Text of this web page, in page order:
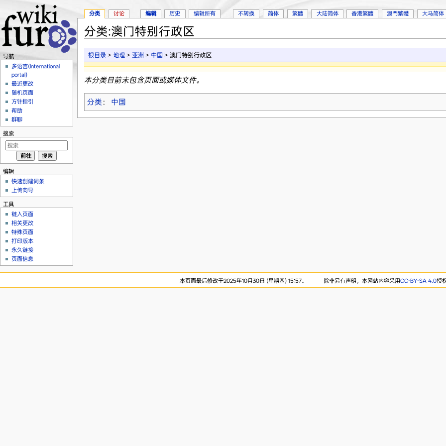
分类:澳门特别行政区
根目录 >地理 > 亚洲 > 中国 > 澳门特别行政区
本分类目前未包含页面或媒体文件。
分类 ： 中国
分类 讨论 编辑 历史 编辑所有 不转换 简体 繁體 大陆简体 香港繁體 澳門繁體 大马简体
导航
多语言(International
portal)
最近更改
随机页面
方针指引
帮助
群聊
搜索
编辑
快速创建词条
上传向导
工具
链入页面
相关更改
特殊页面
打印版本
永久链接
页面信息
本页面最后修改于2025年10月30日 (星期四) 15:57。 除非另有声明，本网站内容采用CC-BY-SA 4.0授